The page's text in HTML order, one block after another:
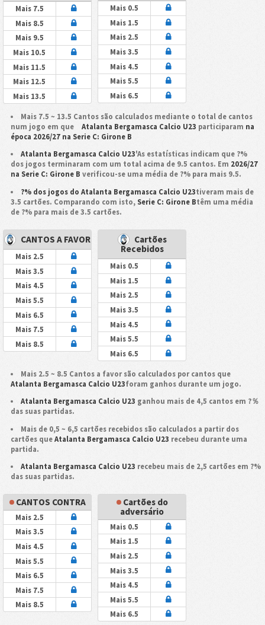
Mais 7.5
Mais 8.5
Mais 9.5
Mais 10.5
Mais 11.5
Mais 12.5
Mais 13.5
Mais 0.5
Mais 1.5
Mais 2.5
Mais 3.5
Mais 4.5
Mais 5.5
Mais 6.5
Mais 7.5 ~ 13.5 Cantos são calculados mediante o total de cantos
num jogo em que Atalanta Bergamasca Calcio U23 participaram na
época 2026/27 na Serie C: Girone B
Atalanta Bergamasca Calcio U23'As estatísticas indicam que ?%
dos jogos terminaram com um total acima de 9.5 cantos. Em 2026/27
na Serie C: Girone B verificou-se uma média de ?% para mais 9.5.
?% dos jogos do Atalanta Bergamasca Calcio U23tiveram mais de
3.5 cartões. Comparando com isto, Serie C: Girone Btêm uma média
de ?% para mais de 3.5 cartões.
CANTOS A FAVOR
Mais 2.5
Mais 3.5
Mais 4.5
Mais 5.5
Mais 6.5
Mais 7.5
Mais 8.5
Cartões
Recebidos
Mais 0.5
Mais 1.5
Mais 2.5
Mais 3.5
Mais 4.5
Mais 5.5
Mais 6.5
Mais 2.5 ~ 8.5 Cantos a favor são calculados por cantos que
Atalanta Bergamasca Calcio U23foram ganhos durante um jogo.
Atalanta Bergamasca Calcio U23 ganhou mais de 4,5 cantos em ?％
das suas partidas.
Mais de 0,5 ~ 6,5 cartões recebidos são calculados a partir dos
cartões que Atalanta Bergamasca Calcio U23 recebeu durante uma
partida.
Atalanta Bergamasca Calcio U23 recebeu mais de 2,5 cartões em ?%
das suas partidas.
CANTOS CONTRA
Mais 2.5
Mais 3.5
Mais 4.5
Mais 5.5
Mais 6.5
Mais 7.5
Mais 8.5
Cartões do
adversário
Mais 0.5
Mais 1.5
Mais 2.5
Mais 3.5
Mais 4.5
Mais 5.5
Mais 6.5